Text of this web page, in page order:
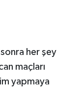
her şey
maçları
yapmaya